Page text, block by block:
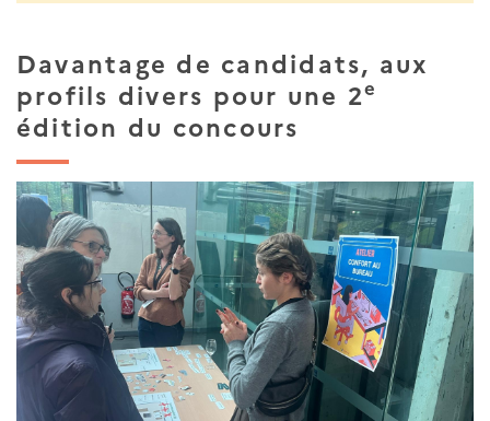
Davantage de candidats, aux
profils divers pour une 2e
édition du concours